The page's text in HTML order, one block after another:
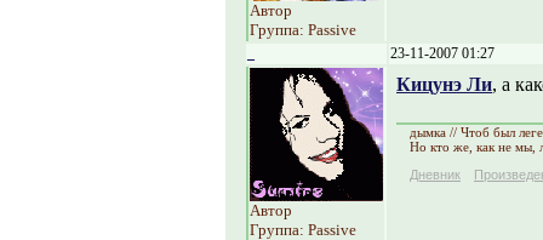
Автор
Группа: Passive
23-11-2007 01:27
Автор
Группа: Passive
Кицунэ Ли, а
дымка // Чтоб был
Но кто же, как не мы,
Дневник